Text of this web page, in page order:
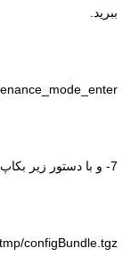
ببرید.
7- و با دستور زیر بکاپ روی هاست بازگردانی میشه.
configBundle.tgz